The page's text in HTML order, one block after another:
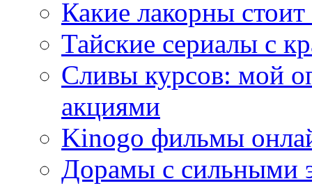
Какие лакорны
Тайские сериалы с
Сливы курсов: мой
акциями
Kinogo фильмы
Дорамы с сильными